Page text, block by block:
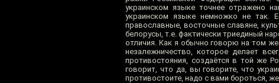
украинском языке точнее отражено
украинском языке немножко не так.
православные, восточные славяне,
белорусы, т.е. фактически триединый
отличия. Как я обычно говорю на том
незалежничество, которое делает
противостояния, создаётся в той же
говорит, что да, вы говорите, что
противостоите, надо с вами бороться,